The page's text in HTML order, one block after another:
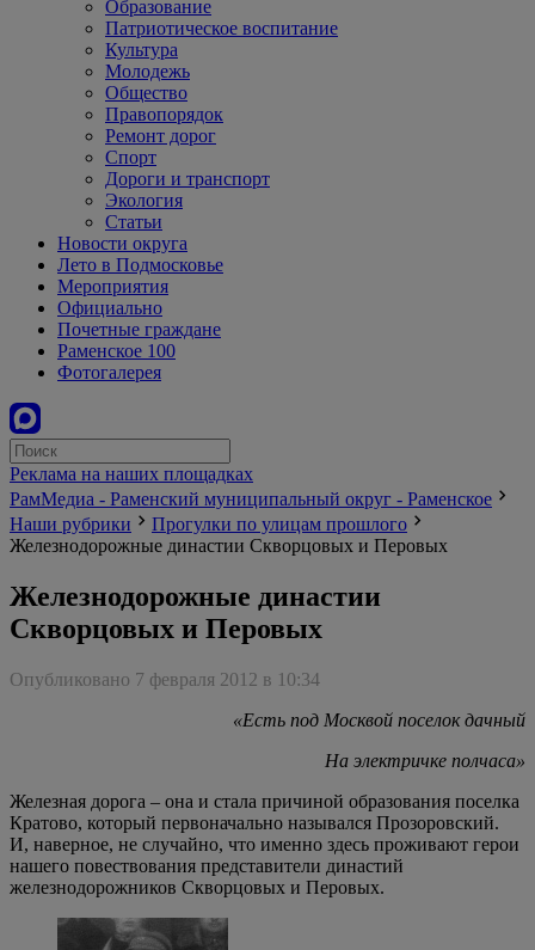
Образование
Патриотическое воспитание
Культура
Молодежь
Общество
Правопорядок
Ремонт дорог
Спорт
Дороги и транспорт
Экология
Статьи
Новости округа
Лето в Подмосковье
Мероприятия
Официально
Почетные граждане
Раменское 100
Фотогалерея
Реклама на наших площадках
РамМедиа - Раменский муниципальный округ - Раменское
Наши рубрики
Прогулки по улицам прошлого
Железнодорожные династии Скворцовых и Перовых
Железнодорожные династии
Скворцовых и Перовых
Опубликовано 7 февраля 2012 в 10:34
«Есть под Москвой поселок дачный
На электричке полчаса»
Железная дорога – она и стала причиной образования поселка
Кратово, который первоначально назывался Прозоровский.
И, наверное, не случайно, что именно здесь проживают герои
нашего повествования представители династий
железнодорожников Скворцовых и Перовых.